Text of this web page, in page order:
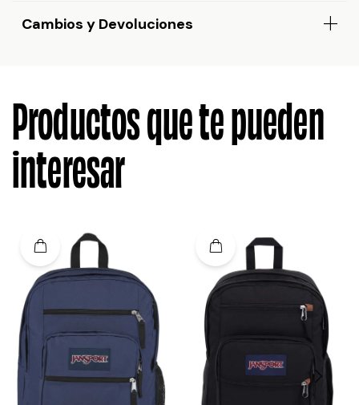
Cambios y Devoluciones
Productos que te pueden
interesar